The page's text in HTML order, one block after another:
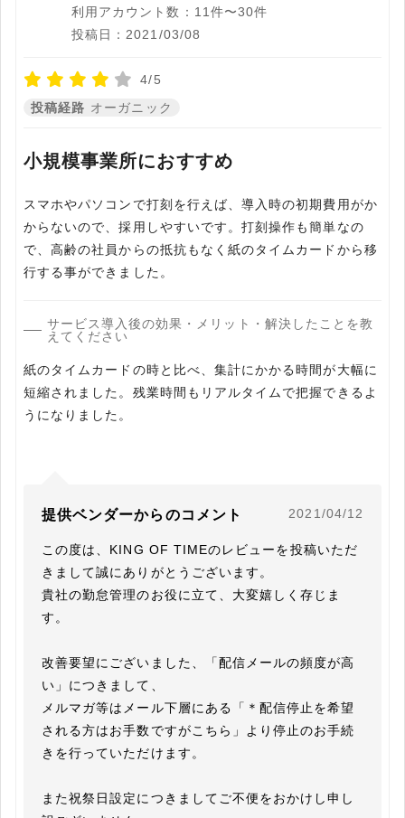
利用アカウント数：11件〜30件
投稿日：2021/03/08
4/5
投稿経路 オーガニック
小規模事業所におすすめ
スマホやパソコンで打刻を行えば、導入時の初期費用がか
からないので、採用しやすいです。打刻操作も簡単なの
で、高齢の社員からの抵抗もなく紙のタイムカードから移
行する事ができました。
サービス導入後の効果・メリット・解決したことを教
えてください
紙のタイムカードの時と比べ、集計にかかる時間が大幅に
短縮されました。残業時間もリアルタイムで把握できるよ
うになりました。
提供ベンダーからのコメント 2021/04/12
この度は、KING OF TIMEのレビューを投稿いただ
きまして誠にありがとうございます。
貴社の勤怠管理のお役に立て、大変嬉しく存じま
す。
改善要望にございました、「配信メールの頻度が高
い」につきまして、
メルマガ等はメール下層にある「＊配信停止を希望
される方はお手数ですがこちら」より停止のお手続
きを行っていただけます。
また祝祭日設定につきましてご不便をおかけし申し